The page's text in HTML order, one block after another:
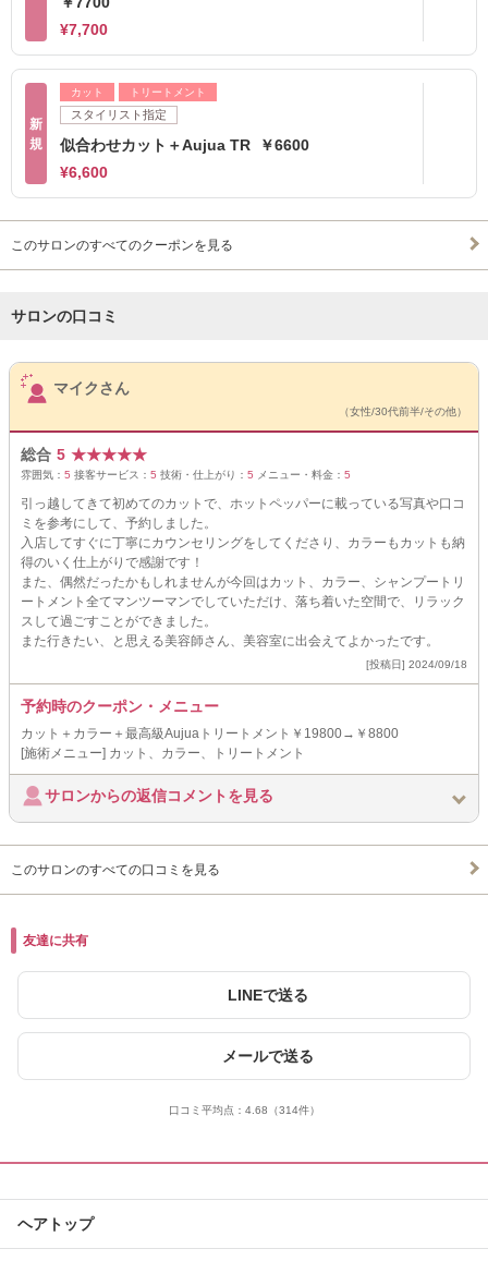
¥7,700
新
規
カット トリートメント
スタイリスト指定
似合わせカット＋Aujua TR ￥6600
¥6,600
このサロンのすべてのクーポンを見る
サロンの口コミ
サロンPick Up
マイクさん
（女性/30代前半/その他）
総合 5 ★★★★★
雰囲気： 5 接客サービス： 5 技術・仕上がり： 5 メニュー・料金： 5
引っ越してきて初めてのカットで、ホットペッパーに載っている写真や口コ
ミを参考にして、予約しました。
入店してすぐに丁寧にカウンセリングをしてくださり、カラーもカットも納
得のいく仕上がりで感謝です！
また、偶然だったかもしれませんが今回はカット、カラー、シャンプートリ
ートメント全てマンツーマンでしていただけ、落ち着いた空間で、リラック
スして過ごすことができました。
また行きたい、と思える美容師さん、美容室に出会えてよかったです。
[投稿日] 2024/09/18
予約時のクーポン・メニュー
カット＋カラー＋最高級Aujuaトリートメント￥19800→￥8800
[施術メニュー] カット、カラー、トリートメント
サロンからの返信コメントを見る
このサロンのすべての口コミを見る
友達に共有
LINEで送る
メールで送る
口コミ平均点： 4.68 （314件）
ヘアトップ